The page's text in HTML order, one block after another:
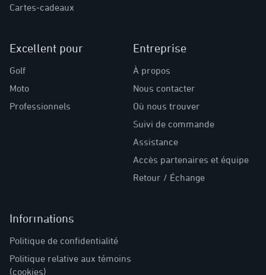
Cartes-cadeaux
Excellent pour
Golf
Moto
Professionnels
Entreprise
À propos
Nous contacter
Où nous trouver
Suivi de commande
Assistance
Accès partenaires et équipe
Retour / Échange
Informations
Politique de confidentialité
Politique relative aux témoins
(cookies)